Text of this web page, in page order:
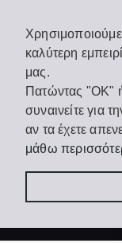
καλύτερη
μας.
Πατώντας "OK"
συναινείτε για
αν τα έχετε
μάθω
Ήθη,
on
Facebook